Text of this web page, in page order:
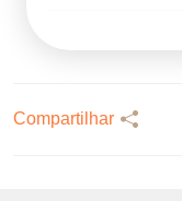
Compartilhar